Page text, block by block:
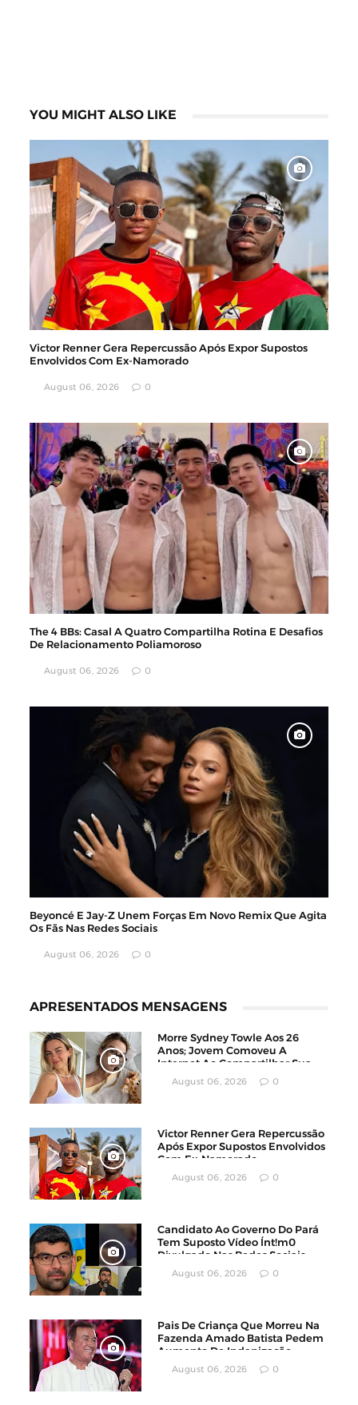
YOU MIGHT ALSO LIKE
Victor Renner Gera Repercussão Após Expor Supostos
Envolvidos Com Ex-Namorado
August 06, 2026 0
The 4 BBs: Casal A Quatro Compartilha Rotina E Desafios
De Relacionamento Poliamoroso
August 06, 2026 0
Beyoncé E Jay-Z Unem Forças Em Novo Remix Que Agita
Os Fãs Nas Redes Sociais
August 06, 2026 0
APRESENTADOS MENSAGENS
Morre Sydney Towle Aos 26
Anos; Jovem Comoveu A
Internet Ao Compartilhar Sua
Luta Contra O Câncer
August 06, 2026 0
Victor Renner Gera Repercussão
Após Expor Supostos Envolvidos
Com Ex-Namorado
August 06, 2026 0
Candidato Ao Governo Do Pará
Tem Suposto Vídeo Ínt!m0
Divulgado Nas Redes Sociais
August 06, 2026 0
Pais De Criança Que Morreu Na
Fazenda Amado Batista Pedem
Aumento De Indenização
August 06, 2026 0